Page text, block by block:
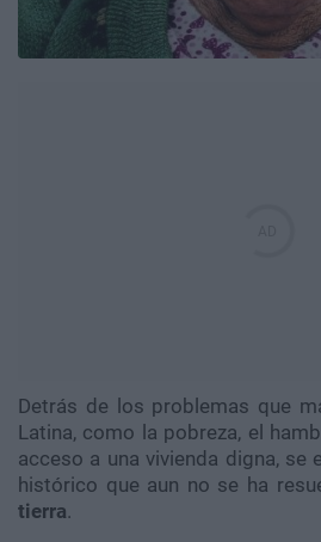
Detrás de los problemas que
Latina, como la pobreza, el
acceso a una vivienda digna, se
histórico que aun no se ha
tierra.